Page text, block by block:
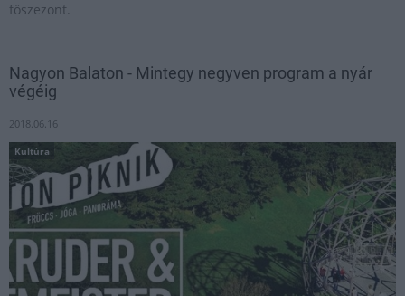
főszezont.
Nagyon Balaton - Mintegy negyven program a nyár
végéig
2018.06.16
Kultúra